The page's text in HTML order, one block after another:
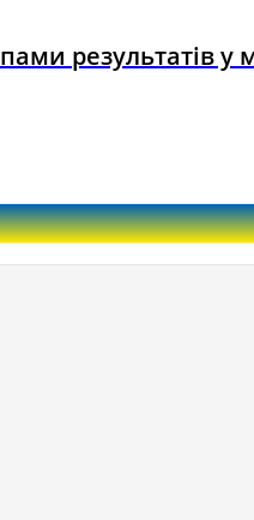
результатів у